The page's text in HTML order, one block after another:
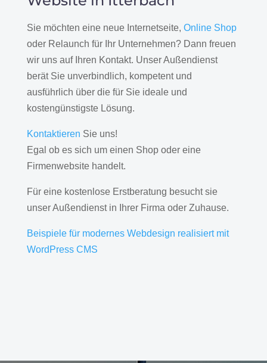
Sie möchten eine neue Internetseite, Online Shop
oder Relaunch für Ihr Unternehmen? Dann freuen
wir uns auf Ihren Kontakt. Unser Außendienst
berät Sie unverbindlich, kompetent und
ausführlich über die für Sie ideale und
kostengünstigste Lösung.
Kontaktieren Sie uns!
Egal ob es sich um einen Shop oder eine
Firmenwebsite handelt.
Für eine kostenlose Erstberatung besucht sie
unser Außendienst in Ihrer Firma oder Zuhause.
Beispiele für modernes Webdesign realisiert mit
WordPress CMS